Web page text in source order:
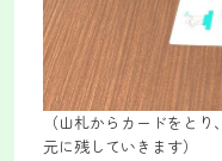
（山札からカードをと
元に残していきます）